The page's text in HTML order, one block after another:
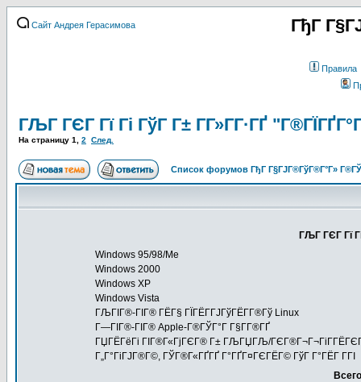
Сайт Андрея Герасимова ГђГ
Правила
ГЉГ ГЄГ Гї Гі ГўГ Г± Г­Г»Г­Г·ГҐ
На страницу 1 2 След.
Список форумов ГђГ Г§ГЈГ®ГўГ®Г°Г»
ГЉГ ГЄГ Гї
Windows 95/98/Me
Windows 2000
Windows XP
Windows Vista
ГЉГІГ®-ГІГ® ГЁГ§ ГЇГЁГ­ГЈГўГЁГ­Г®Гў Linux
Г—ГІГ®-ГІГ® Apple-Г®ГЎГ°Г Г§Г­Г®ГҐ
ГЏГЁГёГі ГІГ®Г«ГјГЄГ® Г± ГЉГЏГЉ/ГЄГ®Г¬Г¬ГіГ­ГЁГЄГ
Г„Г°ГіГЈГ®Г©, ГЎГ®Г«ГҐГҐ Г°ГҐГ¤ГЄГЁГ© ГўГ Г°ГЁГ Г­ГІ